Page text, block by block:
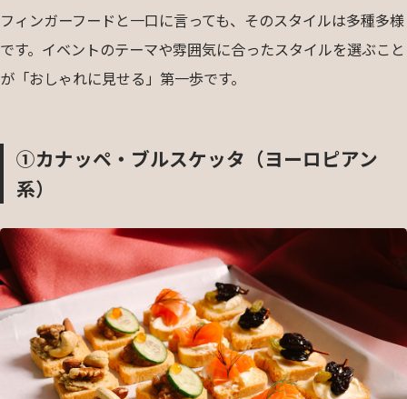
フィンガーフードと一口に言っても、そのスタイルは多種多様
です。イベントのテーマや雰囲気に合ったスタイルを選ぶこと
が「おしゃれに見せる」第一歩です。
①カナッペ・ブルスケッタ（ヨーロピアン
系）